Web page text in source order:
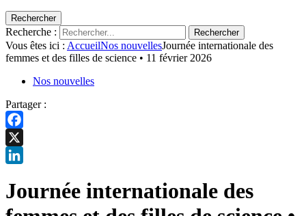
Rechercher
Recherche : Rechercher
Vous êtes ici : AccueilNos nouvellesJournée internationale des
femmes et des filles de science • 11 février 2026
Nos nouvelles
Partager :
Facebook
X
Journée internationale des